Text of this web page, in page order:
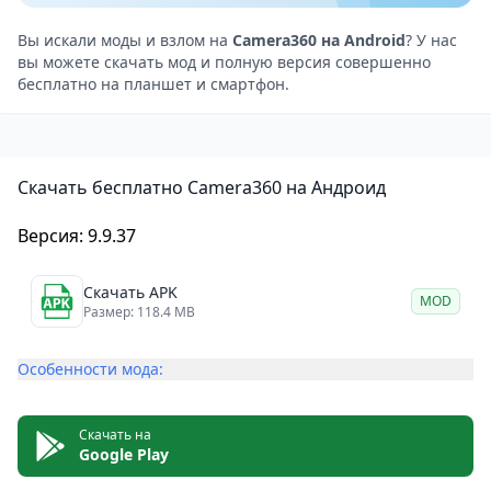
освещения.
Camera360 поддерживает высокое разрешение
изображений, что позволяет сохранять детали и
качество снимков. Кроме того, пользователи могут
Преимущества и недостатки приложения
Преимущества
Большое количество фильтров и эффектов.
Многофункциональные инструменты
Различные режимы съемки.
Возможность делиться фотографиями в
социальных сетях.
Вы искали моды и взлом на Camera360 на Android? У нас
вы можете скачать мод и полную версия совершенно
бесплатно на планшет и смартфон.
Скачать бесплатно Camera360 на Андроид
Версия: 9.9.37
Скачать APK
Размер: 118.4 MB
MOD
Особенности мода:
Скачать на
Google Play